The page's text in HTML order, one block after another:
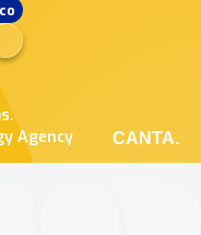
Agency
CANTA.